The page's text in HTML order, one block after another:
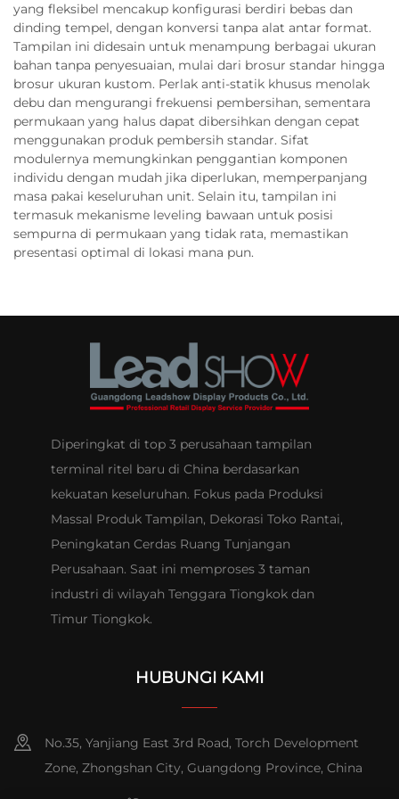
yang fleksibel mencakup konfigurasi berdiri bebas dan
dinding tempel, dengan konversi tanpa alat antar format.
Tampilan ini didesain untuk menampung berbagai ukuran
bahan tanpa penyesuaian, mulai dari brosur standar hingga
brosur ukuran kustom. Perlak anti-statik khusus menolak
debu dan mengurangi frekuensi pembersihan, sementara
permukaan yang halus dapat dibersihkan dengan cepat
menggunakan produk pembersih standar. Sifat
modulernya memungkinkan penggantian komponen
individu dengan mudah jika diperlukan, memperpanjang
masa pakai keseluruhan unit. Selain itu, tampilan ini
termasuk mekanisme leveling bawaan untuk posisi
sempurna di permukaan yang tidak rata, memastikan
presentasi optimal di lokasi mana pun.
Diperingkat di top 3 perusahaan tampilan
terminal ritel baru di China berdasarkan
kekuatan keseluruhan. Fokus pada Produksi
Massal Produk Tampilan, Dekorasi Toko Rantai,
Peningkatan Cerdas Ruang Tunjangan
Perusahaan. Saat ini memproses 3 taman
industri di wilayah Tenggara Tiongkok dan
Timur Tiongkok.
HUBUNGI KAMI
No.35, Yanjiang East 3rd Road, Torch Development
Zone, Zhongshan City, Guangdong Province, China